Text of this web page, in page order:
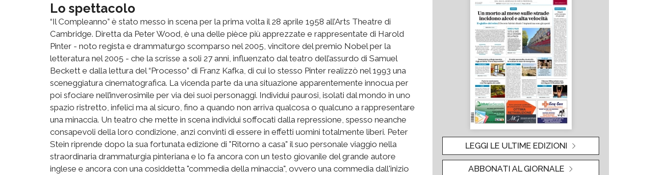
Lo spettacolo
“Il Compleanno” è stato messo in scena per la prima volta il 28 aprile 1958 all’Arts Theatre di
Cambridge. Diretta da Peter Wood, è una delle pièce più apprezzate e rappresentate di Harold
Pinter - noto regista e drammaturgo scomparso nel 2005, vincitore del premio Nobel per la
letteratura nel 2005 - che la scrisse a soli 27 anni, influenzato dal teatro dell’assurdo di Samuel
Beckett e dalla lettura del “Processo” di Franz Kafka, di cui lo stesso Pinter realizzò nel 1993 una
sceneggiatura cinematografica. La vicenda parte da una situazione apparentemente innocua per
poi sfociare nell’inverosimile per via dei suoi personaggi. Individui paurosi, isolati dal mondo in uno
spazio ristretto, infelici ma al sicuro, fino a quando non arriva qualcosa o qualcuno a rappresentare
una minaccia. Un teatro che mette in scena individui soffocati dalla repressione, spesso neanche
consapevoli della loro condizione, anzi convinti di essere in effetti uomini totalmente liberi. Peter
Stein riprende dopo la sua fortunata edizione di "Ritorno a casa" il suo personale viaggio nella
straordinaria drammaturgia pinteriana e lo fa ancora con un testo giovanile del grande autore
inglese e ancora con una cosiddetta "commedia della minaccia", ovvero una commedia dall'inizio
LEGGI LE ULTIME EDIZIONI
ABBONATI AL GIORNALE